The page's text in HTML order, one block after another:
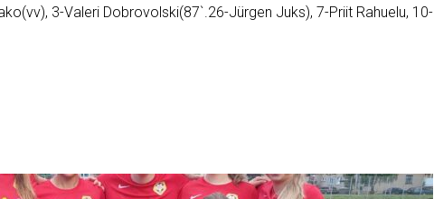
3-Valeri Dobrovolski(87`.26-Jürgen Juks), 7-Priit Rahuelu, 10-